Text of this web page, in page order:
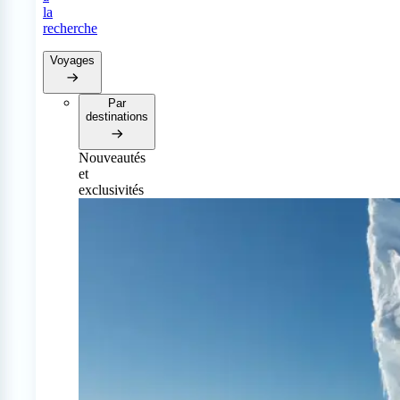
la
recherche
Voyages
Par
destinations
Nouveautés
et
exclusivités